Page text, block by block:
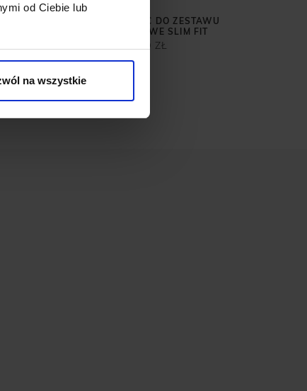
od Ciebie lub
na wszystkie
SPODNIE CLASSIC DO ZESTAWU
LODI GRANATOWE SLIM FIT
399,00 ZŁ